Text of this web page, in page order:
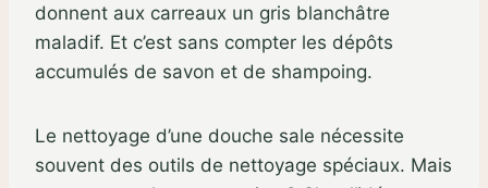
donnent aux carreaux un gris blanchâtre
maladif. Et c’est sans compter les dépôts
accumulés de savon et de shampoing.
Le nettoyage d’une douche sale nécessite
souvent des outils de nettoyage spéciaux. Mais